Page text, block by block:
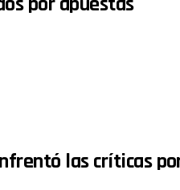
las críticas